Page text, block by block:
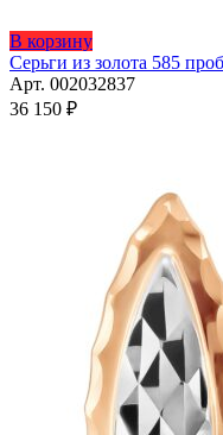
В корзину
Серьги из золота 585
Арт. 002032837
36 150 ₽